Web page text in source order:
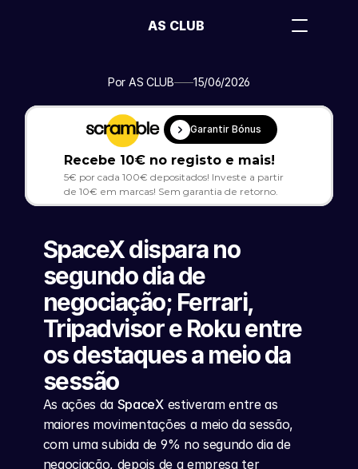
Por AS CLUB 15/06/2026
Garantir Bónus
Recebe 10€ no registo e mais!
5€ por cada 100€ depositados! Investe a partir
de 10€ em marcas! Sem garantia de retorno.
SpaceX dispara no
segundo dia de
negociação; Ferrari,
Tripadvisor e Roku entre
os destaques a meio da
sessão
As ações da SpaceX estiveram entre as
maiores movimentações a meio da sessão,
com uma subida de 9% no segundo dia de
negociação, depois de a empresa ter
AS CLUB